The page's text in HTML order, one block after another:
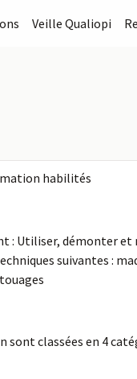
Veille Qualiopi
habilités
: Utiliser, démonter
suivantes :
classées en 4